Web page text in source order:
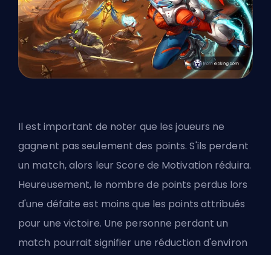
Il est important de noter que les joueurs ne
gagnent pas seulement des points. S'ils perdent
un match, alors leur Score de Motivation réduira.
Heureusement, le nombre de points perdus lors
d'une défaite est moins que les points attribués
pour une victoire. Une personne perdant un
match pourrait signifier une réduction d'environ